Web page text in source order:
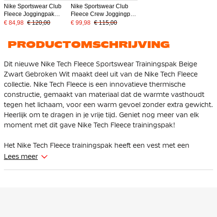
Nike Sportswear Club
Fleece Joggingpak
Hooded Grijs Wit
€ 84,98 € 120,00
Nike Sportswear Club
Fleece Crew Joggingpak
Grijs Wit
€ 99,98 € 115,00
PRODUCTOMSCHRIJVING
Dit nieuwe Nike Tech Fleece Sportswear Trainingspak Beige
Zwart Gebroken Wit maakt deel uit van de Nike Tech Fleece
collectie. Nike Tech Fleece is een innovatieve thermische
constructie, gemaakt van materiaal dat de warmte vasthoudt
tegen het lichaam, voor een warm gevoel zonder extra gewicht.
Heerlijk om te dragen in je vrije tijd. Geniet nog meer van elk
moment met dit gave Nike Tech Fleece trainingspak!
Het Nike Tech Fleece trainingspak heeft een vest met een
standaard pasvorm die iets ruimer valt bij de schouders, borst
Lees meer